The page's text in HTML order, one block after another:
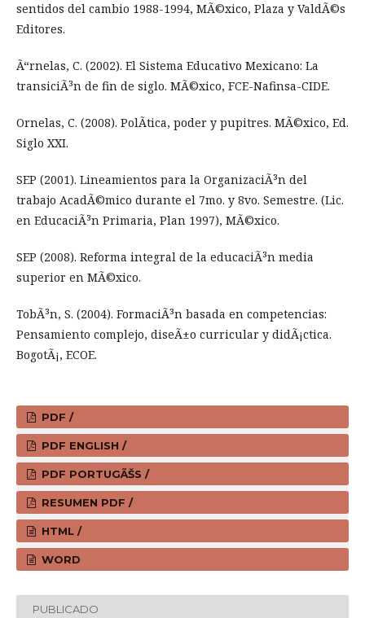
sentidos del cambio 1988-1994, MÃ©xico, Plaza y ValdÃ©s
Editores.
Ã“rnelas, C. (2002). El Sistema Educativo Mexicano: La
transiciÃ³n de fin de siglo. MÃ©xico, FCE-Nafinsa-CIDE.
Ornelas, C. (2008). PolÃ­tica, poder y pupitres. MÃ©xico, Ed.
Siglo XXI.
SEP (2001). Lineamientos para la OrganizaciÃ³n del
trabajo AcadÃ©mico durante el 7mo. y 8vo. Semestre. (Lic.
en EducaciÃ³n Primaria, Plan 1997), MÃ©xico.
SEP (2008). Reforma integral de la educaciÃ³n media
superior en MÃ©xico.
TobÃ³n, S. (2004). FormaciÃ³n basada en competencias:
Pensamiento complejo, diseÃ±o curricular y didÃ¡ctica.
BogotÃ¡, ECOE.
PDF /
PDF ENGLISH /
PDF PORTUGÃŠS /
RESUMEN PDF /
HTML /
WORD
PUBLICADO